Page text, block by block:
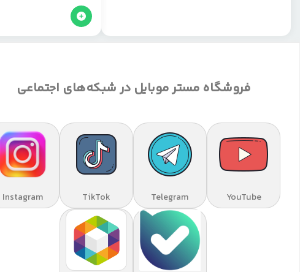
فروشگاه مستر موبایل در شبکه‌های اجتماعی
YouTube
Telegram
TikTok
Instagram